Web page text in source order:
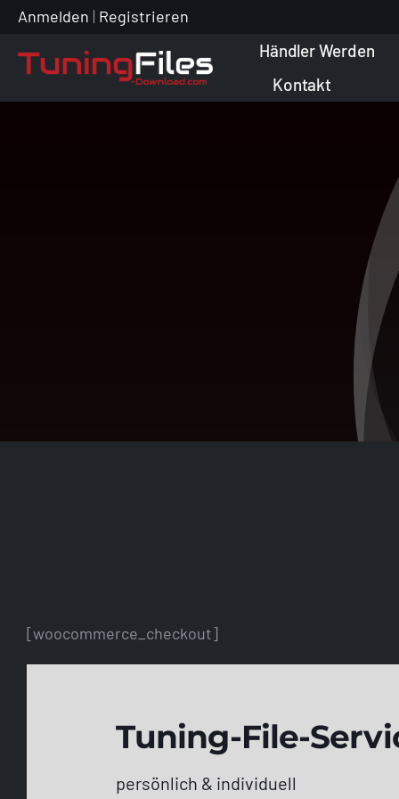
Zum
springen
Anmelden | Registrieren
Händler Werden
Kontakt
[woocommerce_checkout]
Tuning-File-
persönlich & individuell